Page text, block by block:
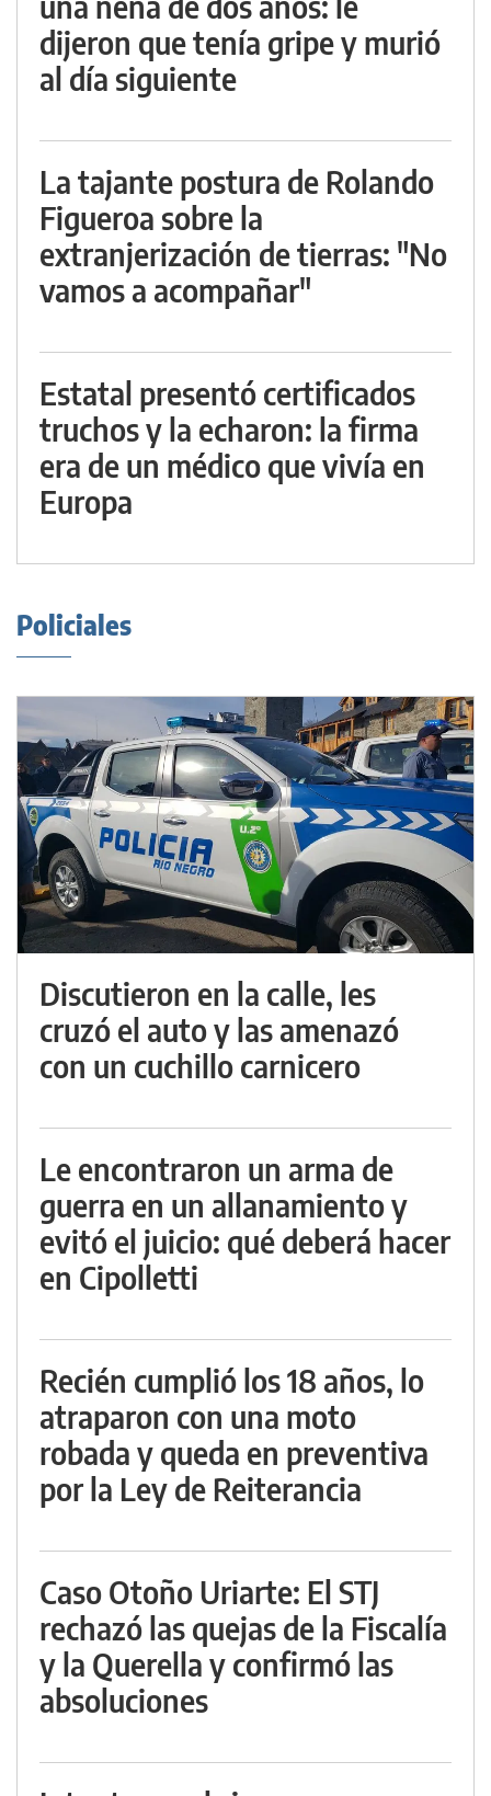
dijeron que tenía gripe y murió
al día siguiente
La tajante postura de Rolando
Figueroa sobre la
extranjerización de tierras: "No
vamos a acompañar"
Estatal presentó certificados
truchos y la echaron: la firma
era de un médico que vivía en
Europa
Policiales
Discutieron en la calle, les
cruzó el auto y las amenazó
con un cuchillo carnicero
Le encontraron un arma de
guerra en un allanamiento y
evitó el juicio: qué deberá hacer
en Cipolletti
Recién cumplió los 18 años, lo
atraparon con una moto
robada y queda en preventiva
por la Ley de Reiterancia
Caso Otoño Uriarte: El STJ
rechazó las quejas de la Fiscalía
y la Querella y confirmó las
absoluciones